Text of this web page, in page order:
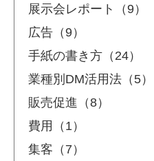
展示会レポート（9）
広告（9）
手紙の書き方（24）
業種別DM活用法（5）
販売促進（8）
費用（1）
集客（7）